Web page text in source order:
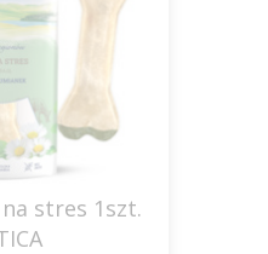
na stres 1szt.